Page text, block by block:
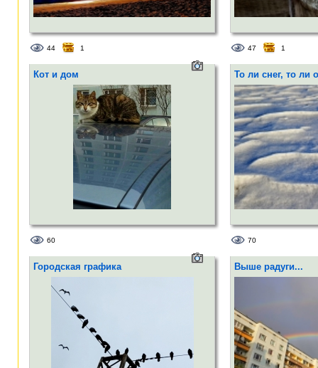
44 1 47 1
Кот и дом
60
То ли снег, то ли
70
Городская графика Выше радуги...